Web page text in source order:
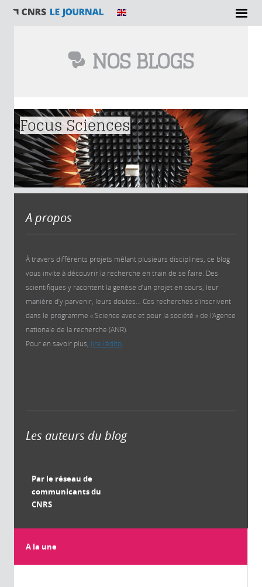
NOS BLOGS
Vous êtes ici
Focus Sciences
A propos
À travers différents projets mêlant plusieurs disciplines, ce blog
vous invite à découvrir la recherche en train de se faire. Des
scientifiques y racontent la genèse d’un projet en cours, leur
manière d’y parvenir, leurs doutes… Ces recherches s'inscrivent
dans le programme « Science avec et pour la société » de l’Agence
nationale de la recherche (ANR).
Pour en savoir plus, lire l'édito
Les auteurs du blog
Par le réseau de
communicants du
CNRS
A la une